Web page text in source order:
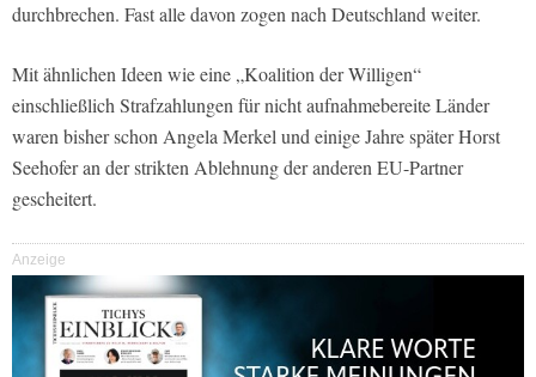
durchbrechen. Fast alle davon zogen nach Deutschland weiter.
Mit ähnlichen Ideen wie eine „Koalition der Willigen“
einschließlich Strafzahlungen für nicht aufnahmebereite Länder
waren bisher schon Angela Merkel und einige Jahre später Horst
Seehofer an der strikten Ablehnung der anderen EU-Partner
gescheitert.
Anzeige